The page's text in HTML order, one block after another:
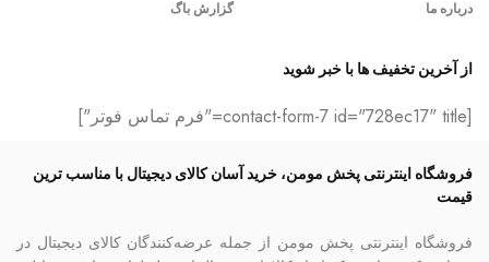
درباره ما گزارش باگ
از آخرین تخفیف ها با خبر شوید
[contact-form-7 id="728ec17" title="فرم تماس فوتر"]
فروشگاه اینترنتی پخش مومن، خرید آسان کالای دیجیتال با مناسب ترین
قیمت
فروشگاه اینترنتی پخش مومن از جمله عرضه‌کنندگان کالای دیجیتال در